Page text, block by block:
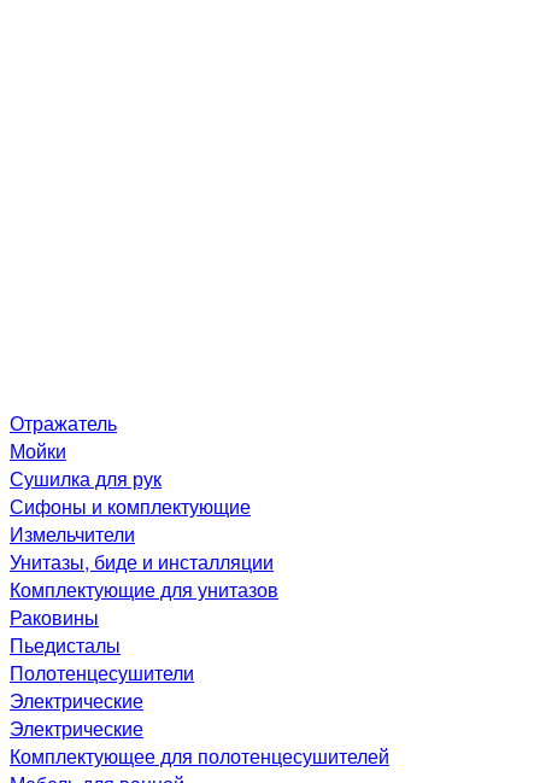
Отражатель
Мойки
Сушилка для рук
Сифоны и комплектующие
Измельчители
Унитазы, биде и инсталляции
Комплектующие для унитазов
Раковины
Пьедисталы
Полотенцесушители
Электрические
Электрические
Комплектующее для полотенцесушителей